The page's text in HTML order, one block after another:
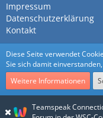
Impressum
Datenschutzerklärung
Kontakt
Teamspeak
Diese Seite verwendet
Sie sich damit
Weitere Informationen